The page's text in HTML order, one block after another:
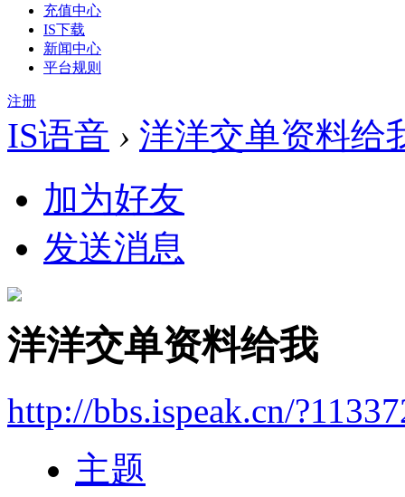
充值中心
IS下载
新闻中心
平台规则
注册
IS语音 › 洋洋交单资料给
加为好友
发送消息
洋洋交单资料给我
http://bbs.ispeak.cn/
主题